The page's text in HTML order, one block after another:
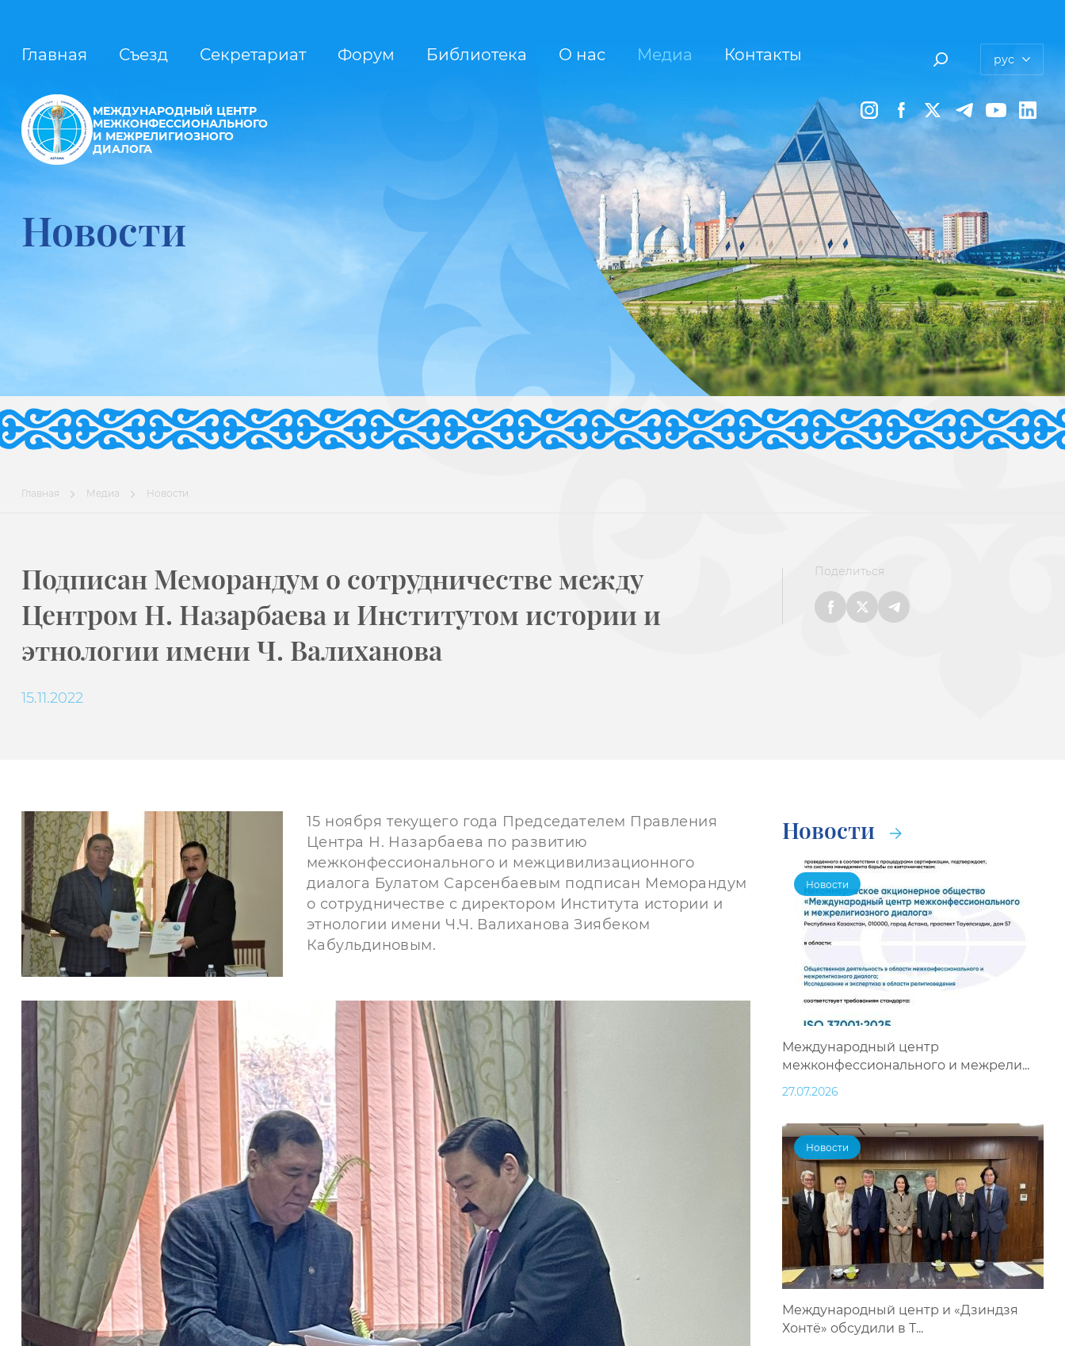
Главная Съезд Секретариат Форум Библиотека О нас Медиа Контакты рус
МЕЖДУНАРОДНЫЙ ЦЕНТР
МЕЖКОНФЕССИОНАЛЬНОГО
И МЕЖРЕЛИГИОЗНОГО
ДИАЛОГА
Новости
Главная Медиа Новости
Подписан Меморандум о сотрудничестве между
Центром Н. Назарбаева и Институтом истории и
этнологии имени Ч. Валиханова
15.11.2022
Поделиться
15 ноября текущего года Председателем Правления
Центра Н. Назарбаева по развитию
межконфессионального и межцивилизационного
диалога Булатом Сарсенбаевым подписан Меморандум
о сотрудничестве с директором Института истории и
этнологии имени Ч.Ч. Валиханова Зиябеком
Кабульдиновым.
Новости
Новости
Международный центр
межконфессионального и межрели...
27.07.2026
Новости
Международный центр и «Дзиндзя
Хонтё» обсудили в Т...